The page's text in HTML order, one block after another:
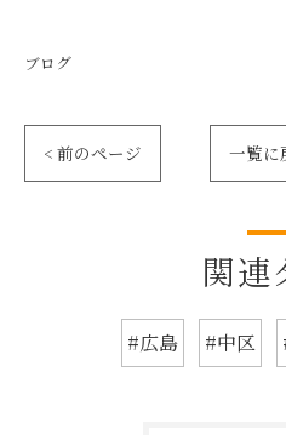
ブログ
< 前のページ 一覧に
関連
#広島 #中区